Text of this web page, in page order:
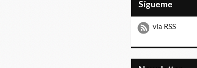
Sígueme
via RSS